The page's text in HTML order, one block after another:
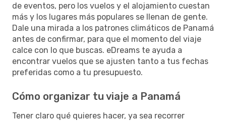
de eventos, pero los vuelos y el alojamiento cuestan
más y los lugares más populares se llenan de gente.
Dale una mirada a los patrones climáticos de Panamá
antes de confirmar, para que el momento del viaje
calce con lo que buscas. eDreams te ayuda a
encontrar vuelos que se ajusten tanto a tus fechas
preferidas como a tu presupuesto.
Cómo organizar tu viaje a Panamá
Tener claro qué quieres hacer, ya sea recorrer